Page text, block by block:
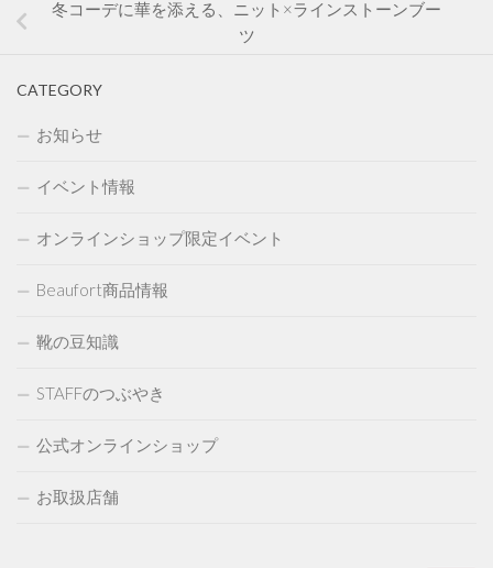
冬コーデに華を添える、ニット×ラインストーンブー
ツ
CATEGORY
お知らせ
イベント情報
オンラインショップ限定イベント
Beaufort商品情報
靴の豆知識
STAFFのつぶやき
公式オンラインショップ
お取扱店舗